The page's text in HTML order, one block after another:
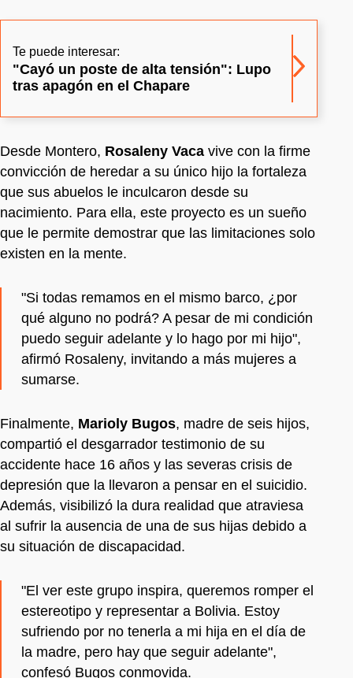
Te puede interesar:
"Cayó un poste de alta tensión": Lupo
tras apagón en el Chapare
Desde Montero, Rosaleny Vaca vive con la firme
convicción de heredar a su único hijo la fortaleza
que sus abuelos le inculcaron desde su
nacimiento. Para ella, este proyecto es un sueño
que le permite demostrar que las limitaciones solo
existen en la mente.
"Si todas remamos en el mismo barco, ¿por
qué alguno no podrá? A pesar de mi condición
puedo seguir adelante y lo hago por mi hijo",
afirmó Rosaleny, invitando a más mujeres a
sumarse.
Finalmente, Marioly Bugos, madre de seis hijos,
compartió el desgarrador testimonio de su
accidente hace 16 años y las severas crisis de
depresión que la llevaron a pensar en el suicidio.
Además, visibilizó la dura realidad que atraviesa
al sufrir la ausencia de una de sus hijas debido a
su situación de discapacidad.
"El ver este grupo inspira, queremos romper el
estereotipo y representar a Bolivia. Estoy
sufriendo por no tenerla a mi hija en el día de
la madre, pero hay que seguir adelante",
confesó Bugos conmovida.